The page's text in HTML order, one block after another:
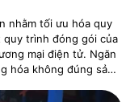
nhằm tối ưu hóa quy
quy trình đóng gói của
mại điện tử. Ngăn
hóa không đúng sản